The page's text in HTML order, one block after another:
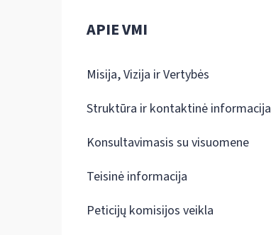
APIE VMI
Misija, Vizija ir Vertybės
Struktūra ir kontaktinė informacija
Konsultavimasis su visuomene
Teisinė informacija
Peticijų komisijos veikla